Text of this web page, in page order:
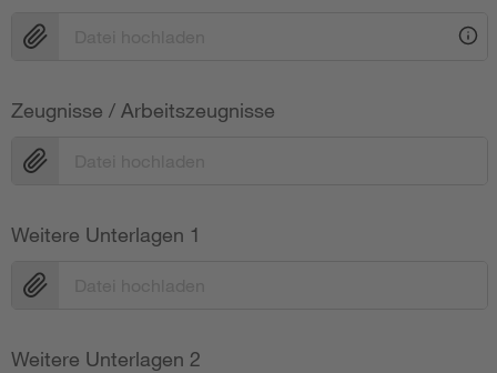
Zeugnisse / Arbeitszeugnisse
Weitere Unterlagen 1
Weitere Unterlagen 2